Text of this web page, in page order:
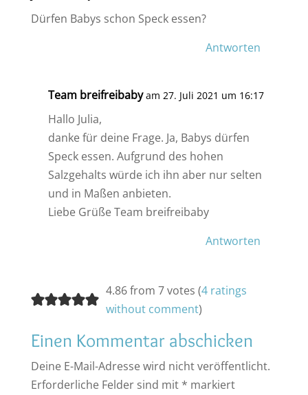
Dürfen Babys schon Speck essen?
Antworten
Team breifreibaby am 27. Juli 2021 um 16:17
Hallo Julia,
danke für deine Frage. Ja, Babys dürfen
Speck essen. Aufgrund des hohen
Salzgehalts würde ich ihn aber nur selten
und in Maßen anbieten.
Liebe Grüße Team breifreibaby
Antworten
4.86 from 7 votes (4 ratings
without comment)
Einen Kommentar abschicken
Deine E-Mail-Adresse wird nicht veröffentlicht.
Erforderliche Felder sind mit * markiert